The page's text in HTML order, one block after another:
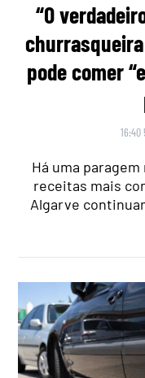
“O
churrasqueira
pode comer
16:40
Há uma paragem
receitas mais
Algarve